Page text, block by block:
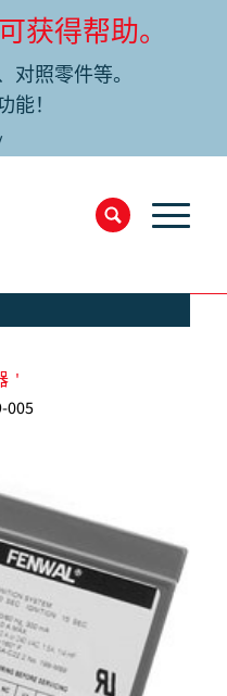
获得帮助。
对照零件等。
！
'
005